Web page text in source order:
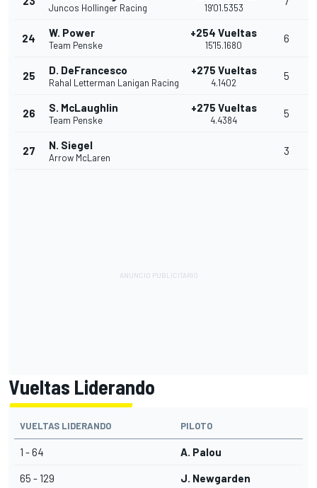
Juncos Hollinger Racing 19'01.5353
24 W. Power
Team Penske
+254 Vueltas
15'15.1680
6
25 D. DeFrancesco
Rahal Letterman Lanigan Racing
+275 Vueltas
4.1402
5
26 S. McLaughlin
Team Penske
+275 Vueltas
4.4384
5
27 N. Siegel
Arrow McLaren
3
Vueltas Liderando
VUELTAS LIDERANDO PILOTO
1 - 64 A. Palou
65 - 129 J. Newgarden